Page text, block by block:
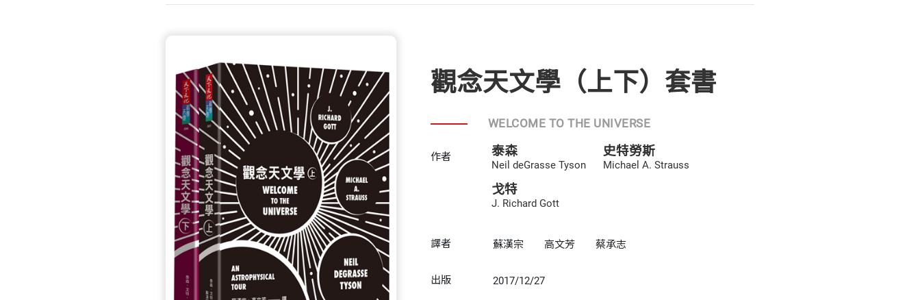
觀念天文學（上下）套書
WELCOME TO THE UNIVERSE
作者 泰森
Neil deGrasse Tyson
史特勞斯
Michael A. Strauss
戈特
J. Richard Gott
譯者 蘇漢宗 高文芳 蔡承志
出版 2017/12/27